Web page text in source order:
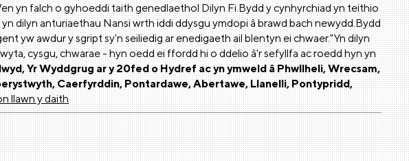
yn falch o gyhoeddi taith genedlaethol Dilyn Fi.Bydd y cynhyrchiad yn teithio
dilyn anturiaethau Nansi wrth iddi ddysgu ymdopi â brawd bach newydd.Bydd
yw awdur y sgript sy'n seiliedig ar enedigaeth ail blentyn ei chwaer."Yn dilyn
cysgu, chwarae - hyn oedd ei ffordd hi o ddelio â'r sefyllfa ac roedd hyn yn
Yr Wyddgrug ar y 20fed o Hydref ac yn ymweld â Phwllheli, Wrecsam,
Caerfyrddin, Pontardawe, Abertawe, Llanelli, Pontypridd,
llawn y daith